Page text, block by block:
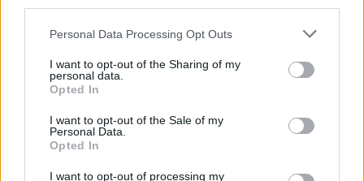
Please note that this website/app uses one or more Google
not limited to your visit or usage behaviour. You may click to
grant or deny consent to Google and its third-party tags to
use your data for below specified purposes in below Google
consent section.
Personal Data Processing Opt Outs
I want to opt-out of the Sharing of my
personal data.
Opted In
I want to opt-out of the Sale of my
Personal Data.
Opted In
I want to opt-out of processing my
A BAROKK ÖSSZES ÁRNYALATA ÉS MÉG EGY SOR
KIVÁLÓ PROGRAM VÁR MINDENKIT EZEN A HÉTVÉGÉN
GYŐRBEN
Középpontban a hagyományőrzés, de lesz Pogány Induló és